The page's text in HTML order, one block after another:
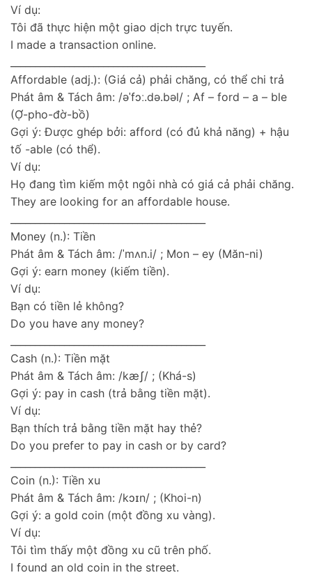
Ví dụ:
Tôi đã thực hiện một giao dịch trực tuyến.
I made a transaction online.
Affordable (adj.): (Giá cả) phải chăng, có thể chi trả
Phát âm & Tách âm: /əˈfɔː.də.bəl/ ; Af – ford – a – ble
(Ợ-pho-đờ-bồ)
Gợi ý: Được ghép bởi: afford (có đủ khả năng) + hậu
tố -able (có thể).
Ví dụ:
Họ đang tìm kiếm một ngôi nhà có giá cả phải chăng.
They are looking for an affordable house.
Money (n.): Tiền
Phát âm & Tách âm: /ˈmʌn.i/ ; Mon – ey (Măn-ni)
Gợi ý: earn money (kiếm tiền).
Ví dụ:
Bạn có tiền lẻ không?
Do you have any money?
Cash (n.): Tiền mặt
Phát âm & Tách âm: /kæʃ/ ; (Khá-s)
Gợi ý: pay in cash (trả bằng tiền mặt).
Ví dụ:
Bạn thích trả bằng tiền mặt hay thẻ?
Do you prefer to pay in cash or by card?
Coin (n.): Tiền xu
Phát âm & Tách âm: /kɔɪn/ ; (Khoi-n)
Gợi ý: a gold coin (một đồng xu vàng).
Ví dụ:
Tôi tìm thấy một đồng xu cũ trên phố.
I found an old coin in the street.